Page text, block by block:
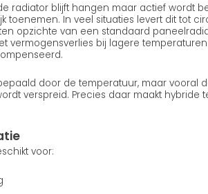
radiator blijft hangen maar actief wordt
toenemen. In veel situaties levert dit tot
opzichte van een standaard
vermogensverlies bij lagere
door de temperatuur, maar vooral
verspreid. Precies daar maakt hybride
voor: